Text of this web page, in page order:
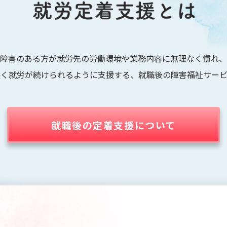
障害のある方が就労先の労働環境や業務内容に無理なく慣れ、
就労が続けられるように支援する、就職後の障害福祉サー
就職後の定着支援について